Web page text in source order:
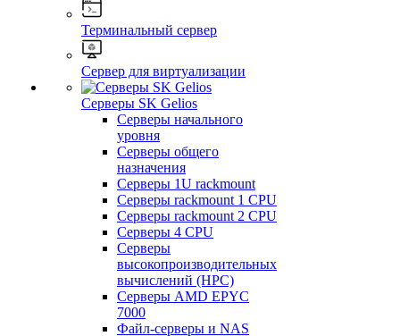
Терминальный сервер
Сервер для виртуализации
Серверы SK Gelios
Серверы начального
уровня
Серверы общего
назначения
Серверы 1U rackmount
Серверы rackmount 1 CPU
Серверы rackmount 2 CPU
Серверы 4 CPU
Серверы
высокопроизводительных
вычислений (HPC)
Серверы AMD EPYC
7000
Файл-серверы и NAS